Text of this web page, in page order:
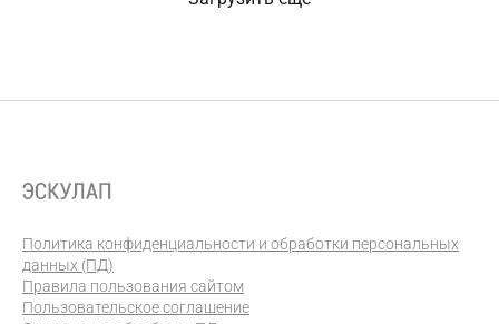
Политика конфиденциальности и обработки персональных
данных (ПД)
Правила пользования сайтом
Пользовательское соглашение